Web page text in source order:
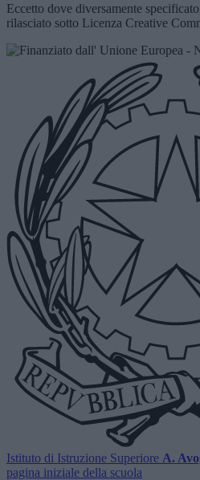
Eccetto dove diversamente
rilasciato sotto Licenza Creative
Istituto di Istruzione Superiore A.
pagina iniziale della scuola